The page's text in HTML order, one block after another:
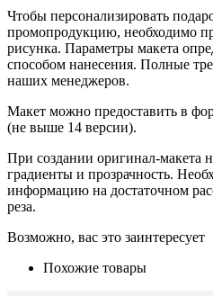
Чтобы персонализировать
промопродукцию, необходимо
рисунка. Параметры макета
способом нанесения. Полные
наших менеджеров.
Макет можно предоставить в
(не выше 14 версии).
При создании оригинал-макета
градиенты и прозрачность.
информацию на достаточном
реза.
Возможно, вас это заинтересует
Похожие товары